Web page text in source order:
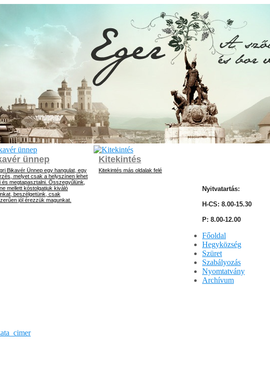
ünnep
Bikavér Ünnep egy hangulat, egy
melyet csak a helyszínen lehet
és megtapasztalni. Összegyűlünk,
mellett kóstolgatjuk kiváló
beszélgetünk, csak
jól érezzük magunkat.
Kitekintés
Kitekintés más oldalak felé
Nyitvatartás:
H-CS: 8.00-15.30
P: 8.00-12.00
Főoldal
Hegyközség
Szüret
Szabályozás
Nyomtatvány
Archívum